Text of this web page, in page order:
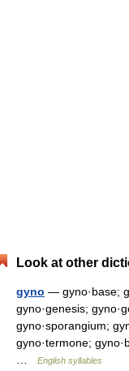
Look at other
gyno — gyno·base;
gyno·genesis;
gyno·sporangium;
gyno·termone;
English syllables